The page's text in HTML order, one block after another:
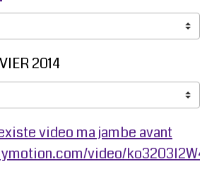
2014
video ma jambe avant
video/